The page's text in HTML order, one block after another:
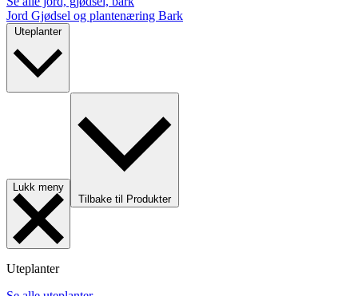
Jord Gjødsel og plantenæring Bark
Uteplanter
Lukk meny
Tilbake til Produkter
Uteplanter